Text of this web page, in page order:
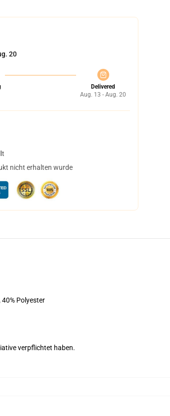
20
Delivered
Aug. 13 - Aug. 20
nicht erhalten wurde
Polyester
verpflichtet haben.